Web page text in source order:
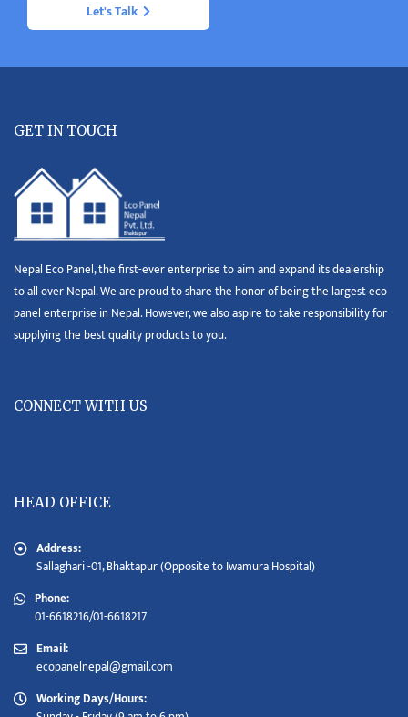
Let's Talk
GET IN TOUCH
Nepal Eco Panel, the first-ever enterprise to aim and expand its dealership
to all over Nepal. We are proud to share the honor of being the largest eco
panel enterprise in Nepal. However, we also aspire to take responsibility for
supplying the best quality products to you.
CONNECT WITH US
HEAD OFFICE
Address:
Sallaghari -01, Bhaktapur (Opposite to Iwamura Hospital)
Phone:
01-6618216/01-6618217
Email:
ecopanelnepal@gmail.com
Working Days/Hours: